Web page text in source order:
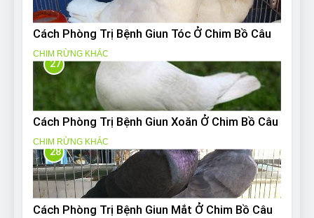
Cách Phòng Trị Bệnh Giun Tóc Ở Chim Bồ Câu
CHIM RỪNG KHÁC
27
Cách Phòng Trị Bệnh Giun Xoăn Ở Chim Bồ Câu
CHIM RỪNG KHÁC
28
Cách Phòng Trị Bệnh Giun Mắt Ở Chim Bồ Câu